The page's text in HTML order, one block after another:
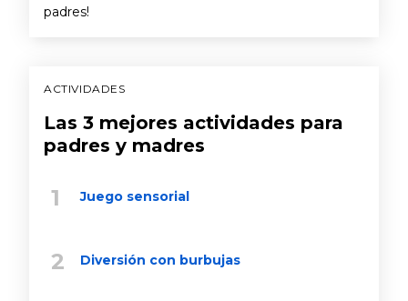
padres!
ACTIVIDADES
Las 3 mejores actividades para
padres y madres
Juego sensorial
Diversión con burbujas